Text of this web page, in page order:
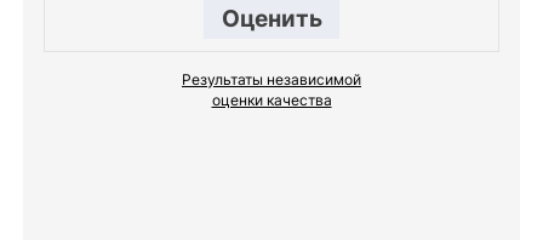
Оценить
Результаты независимой
оценки качества